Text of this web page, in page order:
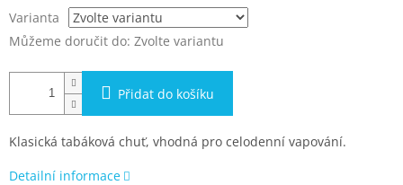
Varianta
Můžeme doručit do: Zvolte variantu
Přidat do košíku
Klasická tabáková chuť, vhodná pro celodenní vapování.
Detailní informace